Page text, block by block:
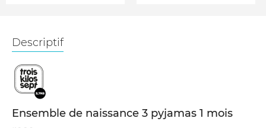
Descriptif
Ensemble de naissance 3 pyjamas 1 mois